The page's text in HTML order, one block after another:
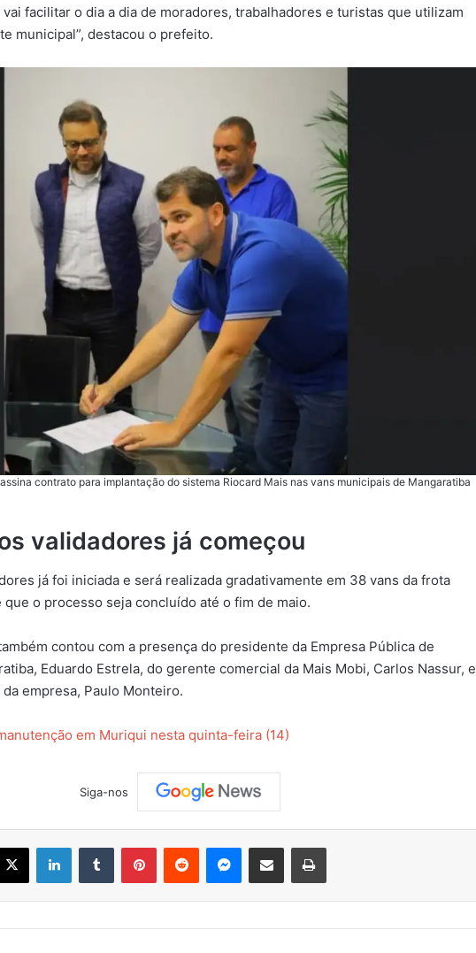
facilitar o dia a dia de moradores, trabalhadores e turistas que utilizam
municipal”, destacou o prefeito.
contrato para implantação do sistema Riocard Mais nas vans municipais de Mangaratiba
validadores já começou
já foi iniciada e será realizada gradativamente em 38 vans da frota
o processo seja concluído até o fim de maio.
contou com a presença do presidente da Empresa Pública de
Eduardo Estrela, do gerente comercial da Mais Mobi, Carlos Nassur, e
empresa, Paulo Monteiro.
em Muriqui nesta quinta-feira (14)
Siga-nos